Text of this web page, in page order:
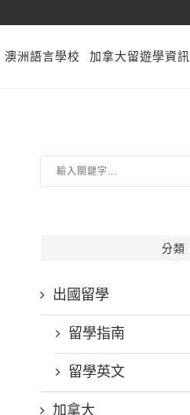
澳洲語言學校 加拿大留遊學資訊
分類
出國留學
留學指南
留學英文
加拿大